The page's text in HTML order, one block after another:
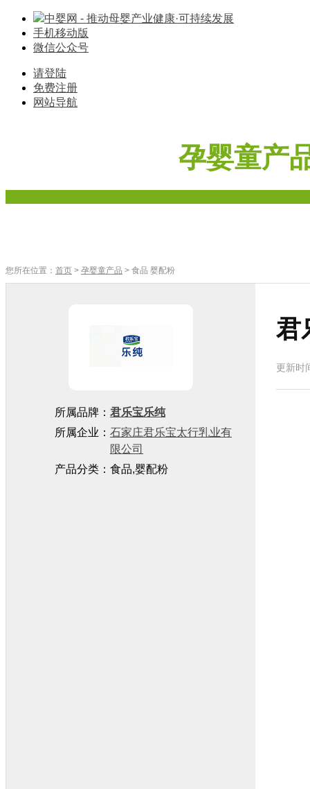
中婴网 - 推动母婴产业健康·可持续发展
手机移动版
微信公众号
请登陆
免费注册
网站导航
孕婴童产
您所在位置： 首页 > 孕婴童产品 > 食品 婴配粉
君
更新
所属品牌： 君乐宝乐纯
所属企业： 石家庄君乐宝太行乳业有
限公司
产品分类：食品,婴配粉